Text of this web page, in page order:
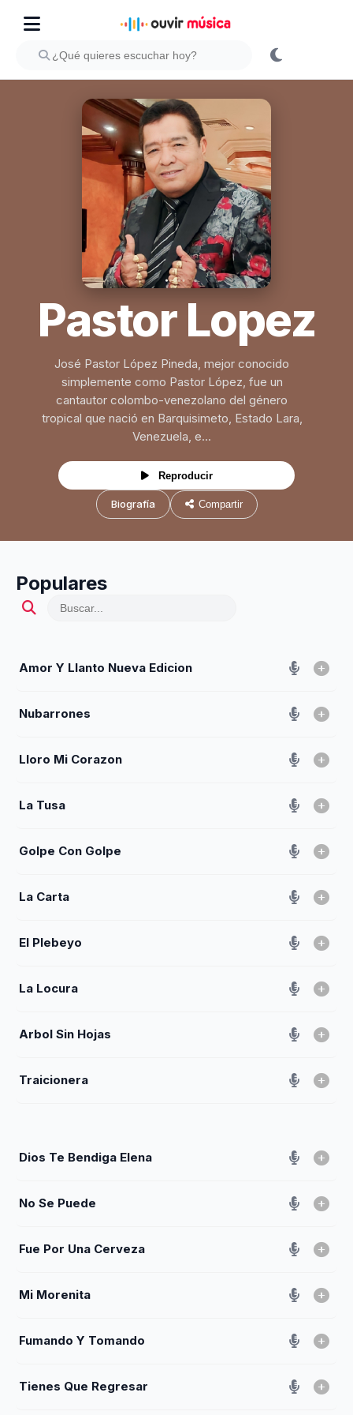
Pastor Lopez
José Pastor López Pineda, mejor conocido
simplemente como Pastor López, fue un
cantautor colombo-venezolano del género
tropical que nació en Barquisimeto, Estado Lara,
Venezuela, e...
Reproducir
Biografía Compartir
Populares
Amor Y Llanto Nueva Edicion
Nubarrones
Lloro Mi Corazon
La Tusa
Golpe Con Golpe
La Carta
El Plebeyo
La Locura
Arbol Sin Hojas
Traicionera
Dios Te Bendiga Elena
No Se Puede
Fue Por Una Cerveza
Mi Morenita
Fumando Y Tomando
Tienes Que Regresar